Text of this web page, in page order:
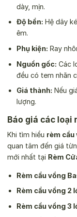
dày, mịn.
Độ bền: Hệ dây
êm.
Phụ kiện: Ray
Nguồn gốc: Các
đều có tem nhãn
Giá thành: Nếu
lượng.
Báo giá các loại
Khi tìm hiểu rèm cầu
quan tâm đến giá
mới nhất tại Rèm
Rèm cầu vồng
Rèm cầu vồng 2
Rèm cầu vồng 3